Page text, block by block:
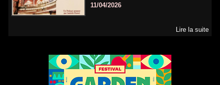
11/04/2026
Lire la suite